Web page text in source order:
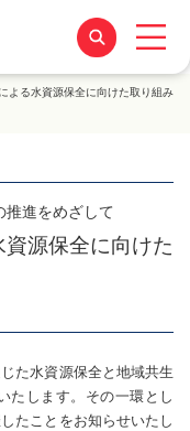
よる水資源保全に向けた取り組み
推進をめざして
源保全に向けた
た水資源保全と地域共生
たします。その一環とし
たことをお知らせいたし